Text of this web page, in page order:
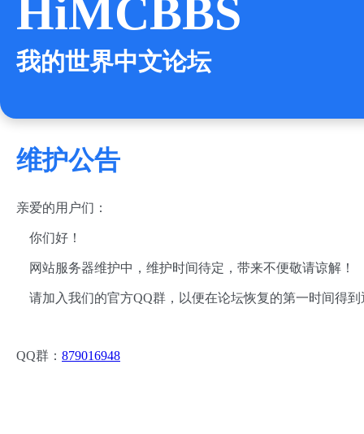
HiMCBBS
我的世界中文论坛
维护公告
亲爱的用户们：
你们好！
网站服务器维护中，维护时间待定，带来不便敬请谅解！
请加入我们的官方QQ群，以便在论坛恢复的第一时间得到
QQ群： 879016948